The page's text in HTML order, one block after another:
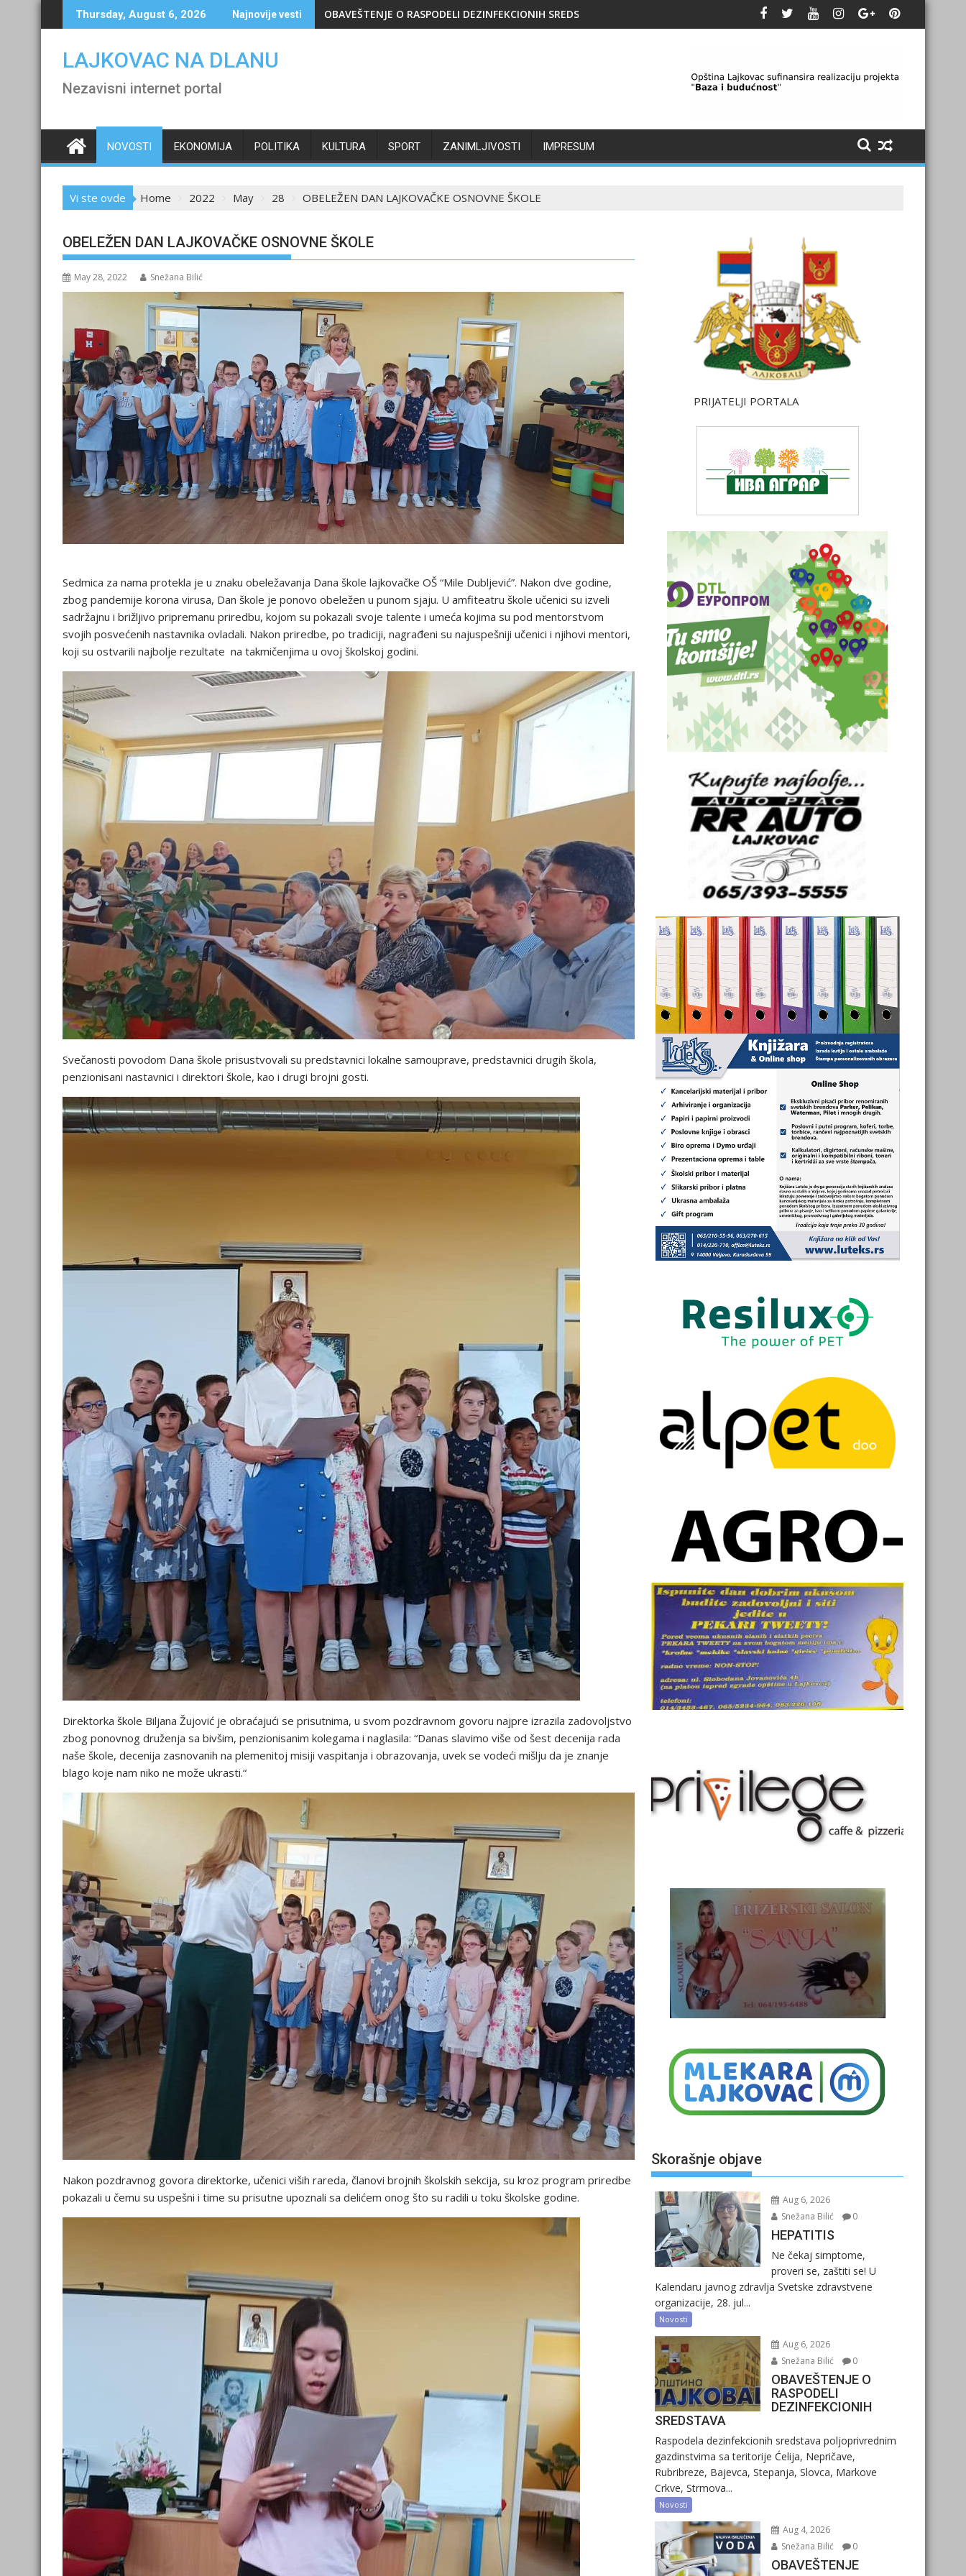
to
Thursday, August 6, 2026 Najnovije vesti OBAVEŠTENJE O RASPODELI DEZINFEKCIONIH SREDSTAVA
LAJKOVAC NA DLANU
Nezavisni internet portal
NOVOSTI EKONOMIJA POLITIKA KULTURA SPORT ZANIMLJIVOSTI IMPRESUM
Vi ste ovde Home 2022 May 28 OBELEŽEN DAN LAJKOVAČKE OSNOVNE ŠKOLE
OBELEŽEN DAN LAJKOVAČKE OSNOVNE ŠKOLE
May 28, 2022 Snežana Bilić
Sedmica za nama protekla je u znaku obeležavanja Dana škole lajkovačke OŠ “Mile Dubljević”. Nakon dve godine,
zbog pandemije korona virusa, Dan škole je ponovo obeležen u punom sjaju. U amfiteatru škole učenici su izveli
sadržajnu i brižljivo pripremanu priredbu, kojom su pokazali svoje talente i umeća kojima su pod mentorstvom
svojih posvećenih nastavnika ovladali. Nakon priredbe, po tradiciji, nagrađeni su najuspešniji učenici i njihovi mentori,
koji su ostvarili najbolje rezultate na takmičenjima u ovoj školskoj godini.
Svečanosti povodom Dana škole prisustvovali su predstavnici lokalne samouprave, predstavnici drugih škola,
penzionisani nastavnici i direktori škole, kao i drugi brojni gosti.
Direktorka škole Biljana Žujović je obraćajući se prisutnima, u svom pozdravnom govoru najpre izrazila zadovoljstvo
zbog ponovnog druženja sa bivšim, penzionisanim kolegama i naglasila: “Danas slavimo više od šest decenija rada
naše škole, decenija zasnovanih na plemenitoj misiji vaspitanja i obrazovanja, uvek se vodeći mišlju da je znanje
blago koje nam niko ne može ukrasti.“
Nakon pozdravnog govora direktorke, učenici viših rareda, članovi brojnih školskih sekcija, su kroz program priredbe
pokazali u čemu su uspešni i time su prisutne upoznali sa delićem onog što su radili u toku školske godine.
PRIJATELJI PORTALA
Skorašnje objave
Aug 6, 2026
Snežana Bilić
0
HEPATITIS
Ne čekaj simptome,
proveri se, zaštiti se! U
Kalendaru javnog zdravlja Svetske zdravstvene
organizacije, 28. jul...
Novosti
Aug 6, 2026
Snežana Bilić
0
OBAVEŠTENJE O
RASPODELI
DEZINFEKCIONIH
SREDSTAVA
Raspodela dezinfekcionih sredstava poljoprivrednim
gazdinstvima sa teritorije Ćelija, Nepričave,
Rubribreze, Bajevca, Stepanja, Slovca, Markove
Crkve, Strmova...
Novosti
Aug 4, 2026
Snežana Bilić
0
OBAVEŠTENJE